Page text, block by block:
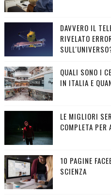
DAVVERO IL
RIVELATO
QUALI SONO I
IN ITALIA E
LE MIGLIORI
COMPLETA PER
10 PAGINE
SCIENZA